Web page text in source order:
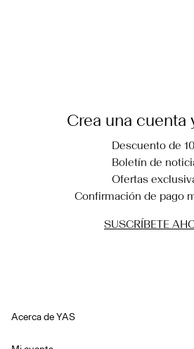
Crea una cuenta
Descuento de
Boletín de
Ofertas
Confirmación de pago
SUSCRÍBETE
Acerca de YAS
Nuestra historia